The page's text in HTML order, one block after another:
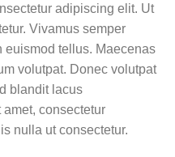
adipiscing elit. Ut
Vivamus semper
tellus. Maecenas
volutpat. Donec volutpat
blandit lacus
consectetur
nulla ut consectetur.